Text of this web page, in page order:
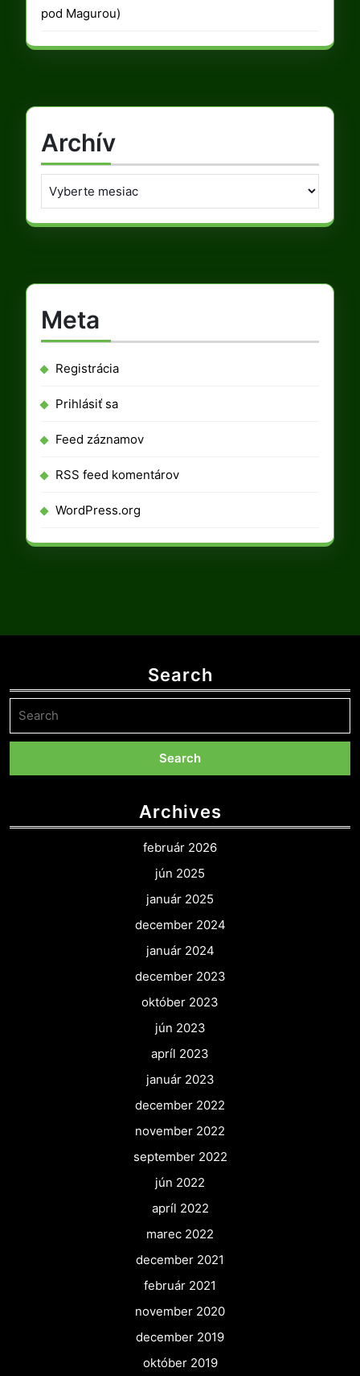
pod Magurou)
Archív
Meta
Registrácia
Prihlásiť sa
Feed záznamov
RSS feed komentárov
WordPress.org
Search
for:
Archives
február 2026
jún 2025
január 2025
december 2024
január 2024
december 2023
október 2023
jún 2023
apríl 2023
január 2023
december 2022
november 2022
september 2022
jún 2022
apríl 2022
marec 2022
december 2021
február 2021
november 2020
december 2019
október 2019